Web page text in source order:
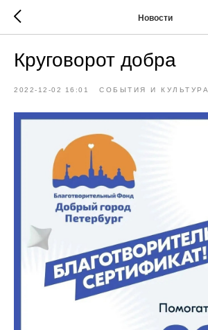
Новости
Круговорот добра
2022-12-02 16:01 СОБЫТИЯ И КУЛЬТУРА